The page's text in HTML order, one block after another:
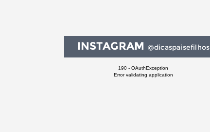
INSTAGRAM @dicaspaisefilhos
190 - OAuthException
Error validating application